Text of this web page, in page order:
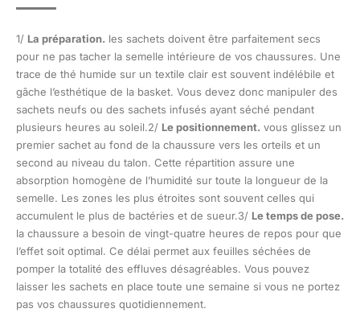
1/ La préparation. les sachets doivent être parfaitement secs
pour ne pas tacher la semelle intérieure de vos chaussures. Une
trace de thé humide sur un textile clair est souvent indélébile et
gâche l’esthétique de la basket. Vous devez donc manipuler des
sachets neufs ou des sachets infusés ayant séché pendant
plusieurs heures au soleil.2/ Le positionnement. vous glissez un
premier sachet au fond de la chaussure vers les orteils et un
second au niveau du talon. Cette répartition assure une
absorption homogène de l’humidité sur toute la longueur de la
semelle. Les zones les plus étroites sont souvent celles qui
accumulent le plus de bactéries et de sueur.3/ Le temps de pose.
la chaussure a besoin de vingt-quatre heures de repos pour que
l’effet soit optimal. Ce délai permet aux feuilles séchées de
pomper la totalité des effluves désagréables. Vous pouvez
laisser les sachets en place toute une semaine si vous ne portez
pas vos chaussures quotidiennement.